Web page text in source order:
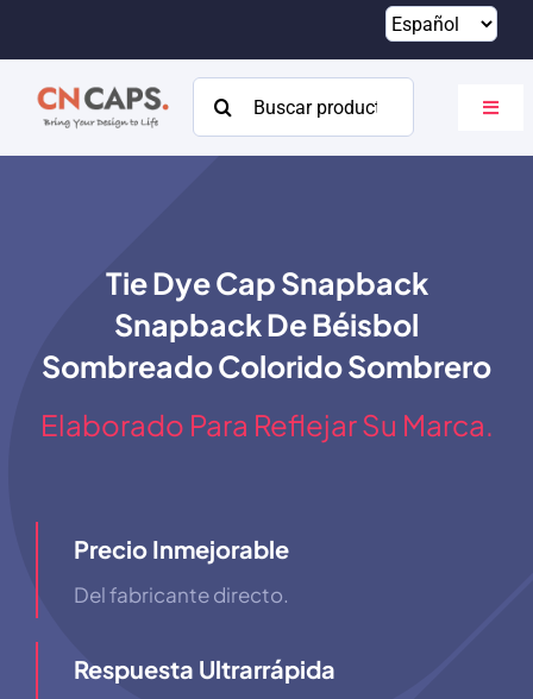
contenido
Buscar:
Catalogar
Acerca de
Recursos
Tie Dye Cap Snapback
Snapback De Béisbol
Sombreado Colorido Sombrero
Elaborado Para Reflejar Su Marca.
Precio Inmejorable
Del fabricante directo.
Respuesta Ultrarrápida